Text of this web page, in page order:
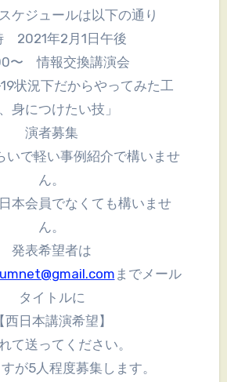
ケジュールは以下の通り
2021年2月1日午後
〜 情報交換講演会
状況下だからやってみた工
身につけたい技」
演者募集
いで軽い事例紹介で構いませ
ん。
本会員でなくても構いませ
ん。
発表希望者は
までメール
タイトルに
【西日本講演希望】
て送ってください。
が5人程度募集します。